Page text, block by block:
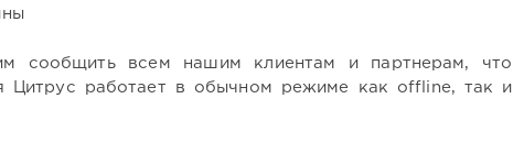
сообщить всем нашим клиентам и партнерам, что
Цитрус работает в обычном режиме как offline, так и